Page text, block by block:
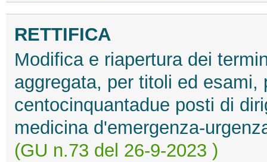
RETTIFICA
Modifica e riapertura dei
aggregata, per titoli ed esami,
centocinquantadue posti di
medicina d'emergenza-
(GU n.73 del 26-9-2023 )